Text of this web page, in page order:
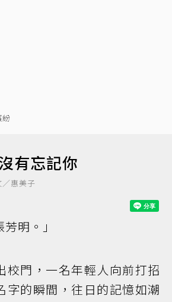
紛
有忘記你
惠美子
明。」
校門，一名年輕人向前打招
字的瞬間，往日的記憶如潮